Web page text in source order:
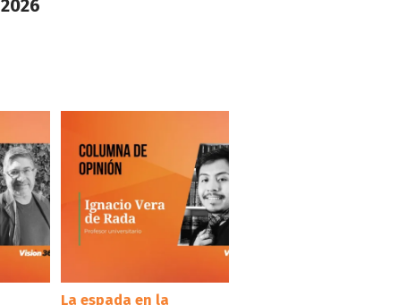
2026
La espada en la